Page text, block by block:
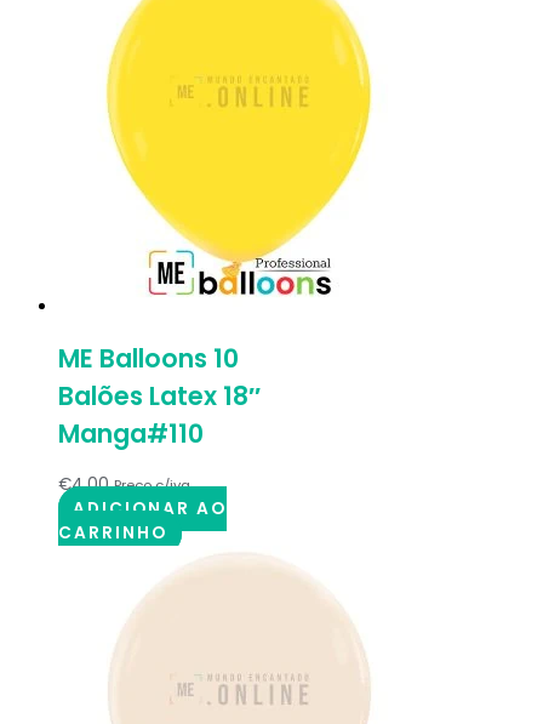
ME Balloons 10
Balões Latex 18″
Manga#110
€4.00 Preço c/iva
ADICIONAR AO
CARRINHO